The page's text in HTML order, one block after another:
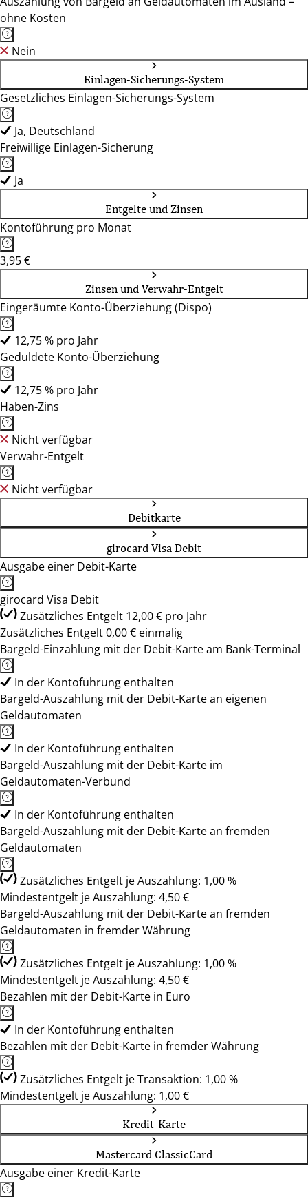
ohne Kosten
Nein
Einlagen-Sicherungs-System
Gesetzliches Einlagen-Sicherungs-System
Ja, Deutschland
Freiwillige Einlagen-Sicherung
Ja
Entgelte und Zinsen
Kontoführung pro Monat
3,95 €
Zinsen und Verwahr-Entgelt
Eingeräumte Konto-Überziehung (Dispo)
12,75 % pro Jahr
Geduldete Konto-Überziehung
12,75 % pro Jahr
Haben-Zins
Nicht verfügbar
Verwahr-Entgelt
Nicht verfügbar
Debitkarte
girocard Visa Debit
Ausgabe einer Debit-Karte
girocard Visa Debit
Zusätzliches Entgelt 12,00 € pro Jahr
Zusätzliches Entgelt 0,00 € einmalig
Bargeld-Einzahlung mit der Debit-Karte am Bank-Terminal
In der Kontoführung enthalten
Bargeld-Auszahlung mit der Debit-Karte an eigenen
Geldautomaten
In der Kontoführung enthalten
Bargeld-Auszahlung mit der Debit-Karte im
Geldautomaten-Verbund
In der Kontoführung enthalten
Bargeld-Auszahlung mit der Debit-Karte an fremden
Geldautomaten
Zusätzliches Entgelt je Auszahlung: 1,00 %
Mindestentgelt je Auszahlung: 4,50 €
Bargeld-Auszahlung mit der Debit-Karte an fremden
Geldautomaten in fremder Währung
Zusätzliches Entgelt je Auszahlung: 1,00 %
Mindestentgelt je Auszahlung: 4,50 €
Bezahlen mit der Debit-Karte in Euro
In der Kontoführung enthalten
Bezahlen mit der Debit-Karte in fremder Währung
Zusätzliches Entgelt je Transaktion: 1,00 %
Mindestentgelt je Auszahlung: 1,00 €
Kredit-Karte
Mastercard ClassicCard
Ausgabe einer Kredit-Karte